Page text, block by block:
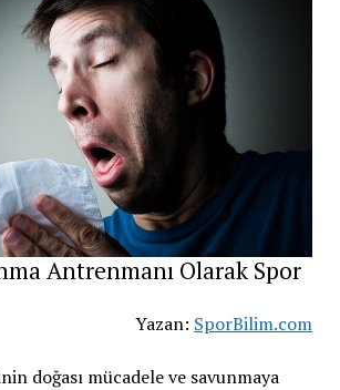
Antrenmanı Olarak Spor
Yazan: SporBilim.com
doğası mücadele ve savunmaya